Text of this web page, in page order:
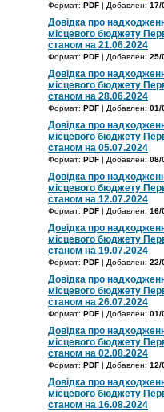
Формат: PDF | Добавлен: 17/
Довідка про
місцевого бюджету
станом на 21.06.2024
Формат: PDF | Добавлен: 25/
Довідка про
місцевого бюджету
станом на 28.06.2024
Формат: PDF | Добавлен: 01/
Довідка про
місцевого бюджету
станом на 05.07.2024
Формат: PDF | Добавлен: 08/
Довідка про
місцевого бюджету
станом на 12.07.2024
Формат: PDF | Добавлен: 16/
Довідка про
місцевого бюджету
станом на 19.07.2024
Формат: PDF | Добавлен: 22/
Довідка про
місцевого бюджету
станом на 26.07.2024
Формат: PDF | Добавлен: 01/
Довідка про
місцевого бюджету
станом на 02.08.2024
Формат: PDF | Добавлен: 12/
Довідка про
місцевого бюджету
станом на 16.08.2024